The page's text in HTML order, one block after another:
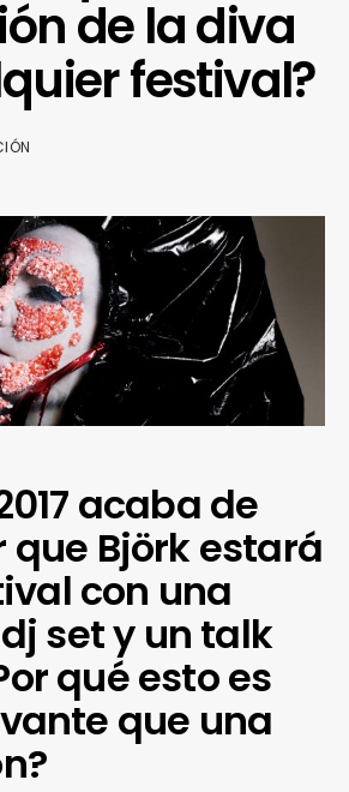
de la diva
festival?
acaba de
Björk estará
con una
set y un talk
qué esto es
que una